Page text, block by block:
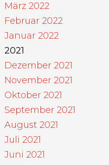
März 2022
Februar 2022
Januar 2022
2021
Dezember 2021
November 2021
Oktober 2021
September 2021
August 2021
Juli 2021
Juni 2021